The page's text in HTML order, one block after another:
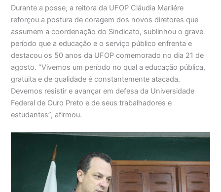
Durante a posse, a reitora da UFOP Cláudia Marliére
reforçou a postura de coragem dos novos diretores que
assumem a coordenação do Sindicato, sublinhou o grave
período que a educação e o serviço público enfrenta e
destacou os 50 anos da UFOP comemorado no dia 21 de
agosto. “Vivemos um período no qual a educação pública,
gratuita e de qualidade é constantemente atacada.
Devemos resistir e avançar em defesa da Universidade
Federal de Ouro Preto e de seus trabalhadores e
estudantes”, afirmou.